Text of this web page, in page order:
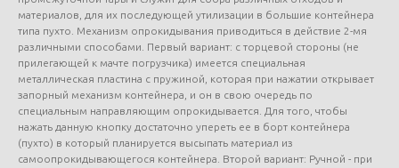
материалов, для их последующей утилизации в большие контейнера
типа пухто. Механизм опрокидывания приводиться в действие 2-мя
различными способами. Первый вариант: с торцевой стороны (не
прилегающей к мачте погрузчика) имеется специальная
металлическая пластина с пружиной, которая при нажатии открывает
запорный механизм контейнера, и он в свою очередь по
специальным направляющим опрокидывается. Для того, чтобы
нажать данную кнопку достаточно упереть ее в борт контейнера
(пухто) в который планируется высыпать материал из
самоопрокидывающегося контейнера. Второй вариант: Ручной - при